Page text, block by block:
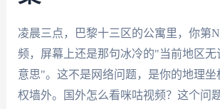
凌晨三点，巴黎十三区的公寓里，你第
频，屏幕上还是那句冰冷的"当前地区无
意思"。这不是网络问题，是你的地理坐
权墙外。国外怎么看咪咕视频？这个问